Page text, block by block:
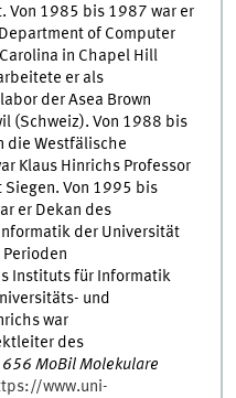
Von 1985 bis 1987 war er
of Computer
in Chapel Hill
er als
der Asea Brown
(Schweiz). Von 1988 bis
die Westfälische
Klaus Hinrichs Professor
Von 1995 bis
er Dekan des
der Universität
Instituts für Informatik
und
war
des
656 MoBil Molekulare
www.uni-